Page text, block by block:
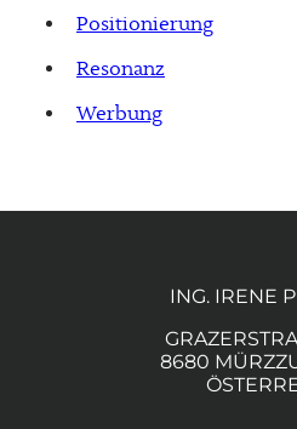
Positionierung
Resonanz
Werbung
ING. IRENE
8680